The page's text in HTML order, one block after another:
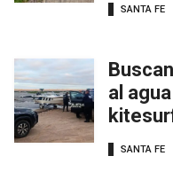
SANTA FE
al
SANTA FE